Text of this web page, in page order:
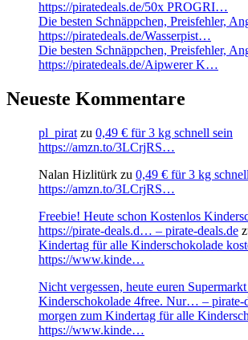
https://piratedeals.de/50x PROGRI…
Die besten Schnäppchen, Preisfehler,
https://piratedeals.de/Wasserpist…
Die besten Schnäppchen, Preisfehler,
https://piratedeals.de/Aipwerer K…
Neueste Kommentare
pl_pirat zu 0,49 € für 3 kg schnell sein
https://amzn.to/3LCrjRS…
Nalan Hizlitürk zu 0,49 € für 3 kg
https://amzn.to/3LCrjRS…
Freebie! Heute schon Kostenlos
https://pirate-deals.d… – pirate-deals.de
Kindertag für alle Kinderschokolade
https://www.kinde…
Nicht vergessen, heute euren
Kinderschokolade 4free. Nur… – pirate-
morgen zum Kindertag für alle
https://www.kinde…